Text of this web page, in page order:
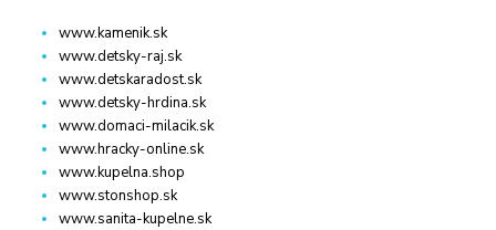
www.kamenik.sk
www.detsky-raj.sk
www.detskaradost.sk
www.detsky-hrdina.sk
www.domaci-milacik.sk
www.hracky-online.sk
www.kupelna.shop
www.stonshop.sk
www.sanita-kupelne.sk